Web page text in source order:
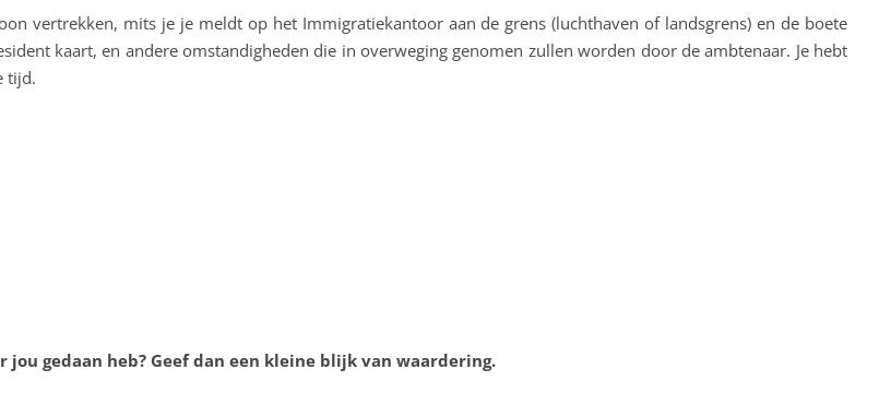
vertrekken, mits je je meldt op het Immigratiekantoor aan de grens (luchthaven of landsgrens) en de boete
kaart, en andere omstandigheden die in overweging genomen zullen worden door de ambtenaar. Je hebt
tijd.
gedaan heb? Geef dan een kleine blijk van waardering.